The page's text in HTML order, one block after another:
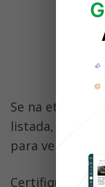
Se na etapa
listada,
para verificar
Certifique-se